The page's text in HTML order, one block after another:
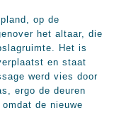
op de
het altaar, die
Het is
en staat
werd vies door
ergo de deuren
de nieuwe